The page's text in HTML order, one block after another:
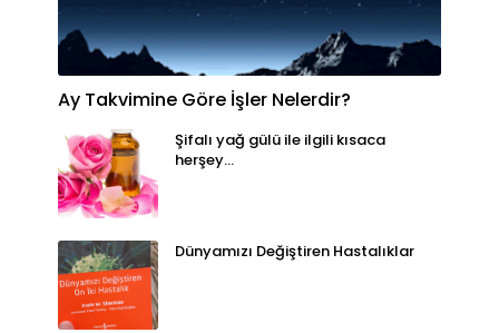
Ay Takvimine Göre İşler Nelerdir?
Şifalı yağ gülü ile ilgili kısaca
herşey...
Dünyamızı Değiştiren Hastalıklar